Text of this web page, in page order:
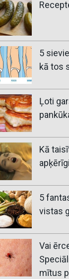
5
kā tos
Ļoti
Kā
5
vistas
Vai
mītus